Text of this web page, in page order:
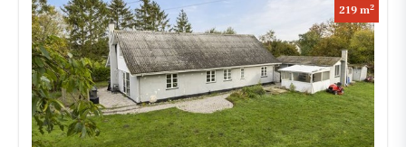
219 m2